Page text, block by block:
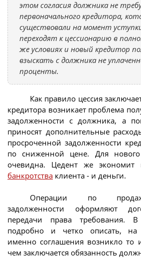
этом согласия должника не
первоначального кредитора,
существовали на момент
переходят к цессионарию в
же условиях и новый кредитор
взыскать с должника не
проценты.
Как правило цессия
кредитора возникает проблема
задолженности с должника, а
приносят дополнительные
просроченной задолженности
по сниженной цене. Для нового
очевидна. Цедент же
банкротства клиента - и деньги.
Операции по
задолженности оформляют
передачи права требования. В
подробно и четко описать, на
именно соглашения возникло то
чем заключается обязанность